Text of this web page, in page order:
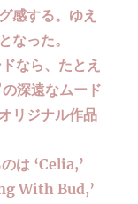
感する。ゆえ
なった。
なら、たとえ
深遠なムード
リジナル作品
は ‘Celia,’
With Bud,’